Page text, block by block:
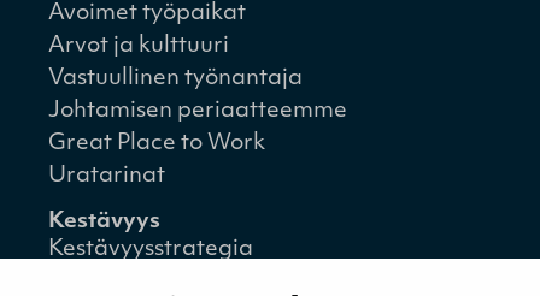
Avoimet työpaikat
Arvot ja kulttuuri
Vastuullinen työnantaja
Johtamisen periaatteemme
Great Place to Work
Uratarinat
Kestävyys
Kestävyysstrategia